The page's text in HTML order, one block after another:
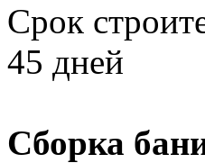
Срок
45 дней
Сборка